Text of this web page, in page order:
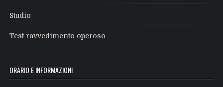
Studio
Test ravvedimento operoso
ORARIO E INFORMAZIONI